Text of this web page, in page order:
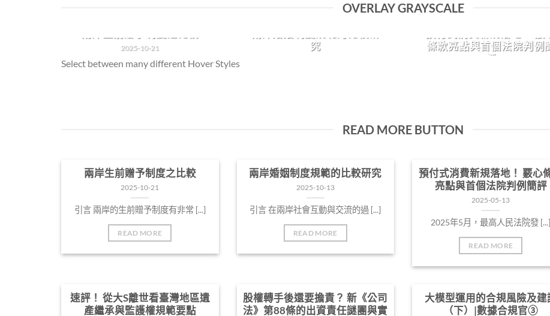
引言 在兩岸社會互動與交流的過 [...]OVERLAY GRAYSCALE
2025-10-21
引言 兩岸的生前贈予制度有非常 [...]
究
條款亮點與首個法院判例
評
Select between many different Hover Styles
READ MORE BUTTON
兩岸生前贈予制度之比較
2025-10-21
引言 兩岸的生前贈予制度有非常 [...]
READ MORE
兩岸婚姻制度規範的比較研究
2025-10-13
引言 在兩岸社會互動與交流的過 [...]
READ MORE
預付式消費新規落地！ 覈心
亮點與首個法院判例簡評
2025-05-13
2025年5月，最高人民法院發 [...]
READ MORE
速評！ 從大S離世看臺灣地區遺
產繼承與監護權規範要點
股權轉手後還要擔責？ 新《公司
法》第88條的出資責任謎團與實
大模型運用的合規風險及建
（下）|數據合規官③